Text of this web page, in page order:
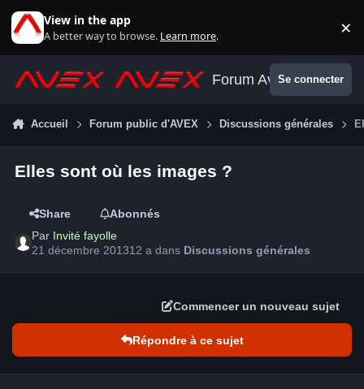
View in the app
A better way to browse. Learn more. ×
Forum AvexSe connecter
Accueil Forum public d'AVEX Discussions générales
Elles sont où les images ?
Share
Abonnés
Par Invité fayolle
21 décembre 201312 a dans Discussions générales
Commencer un nouveau sujet
Répondre à ce sujet